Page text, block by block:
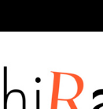
content